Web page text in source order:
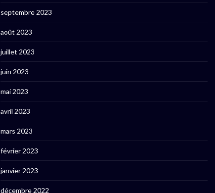
septembre 2023
août 2023
juillet 2023
juin 2023
mai 2023
avril 2023
mars 2023
février 2023
janvier 2023
décembre 2022